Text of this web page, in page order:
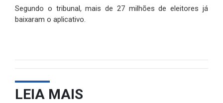
Segundo o tribunal, mais de 27 milhões de eleitores já
baixaram o aplicativo.
LEIA MAIS